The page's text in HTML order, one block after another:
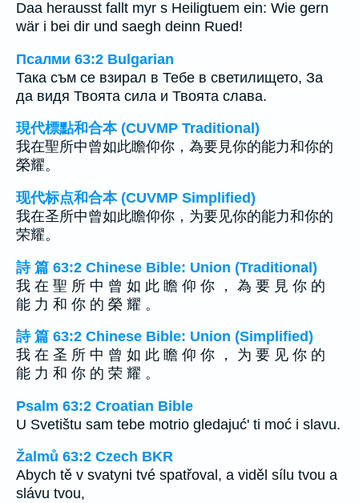
Daa herausst fallt myr s Heiligtuem ein: Wie gern
wär i bei dir und saegh deinn Rued!
Псалми 63:2 Bulgarian
Така съм се взирал в Тебе в светилището, За
да видя Твоята сила и Твоята слава.
現代標點和合本 (CUVMP Traditional)
我在聖所中曾如此瞻仰你，為要見你的能力和你的
榮耀。
现代标点和合本 (CUVMP Simplified)
我在圣所中曾如此瞻仰你，为要见你的能力和你的
荣耀。
詩 篇 63:2 Chinese Bible: Union (Traditional)
我 在 聖 所 中 曾 如 此 瞻 仰 你 ， 為 要 見 你 的
能 力 和 你 的 榮 耀 。
詩 篇 63:2 Chinese Bible: Union (Simplified)
我 在 圣 所 中 曾 如 此 瞻 仰 你 ， 为 要 见 你 的
能 力 和 你 的 荣 耀 。
Psalm 63:2 Croatian Bible
U Svetištu sam tebe motrio gledajuć' ti moć i slavu.
Žalmů 63:2 Czech BKR
Abych tě v svatyni tvé spatřoval, a viděl sílu tvou a
slávu tvou,